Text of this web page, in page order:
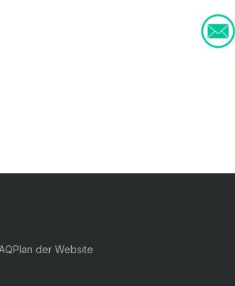
Plan der Website